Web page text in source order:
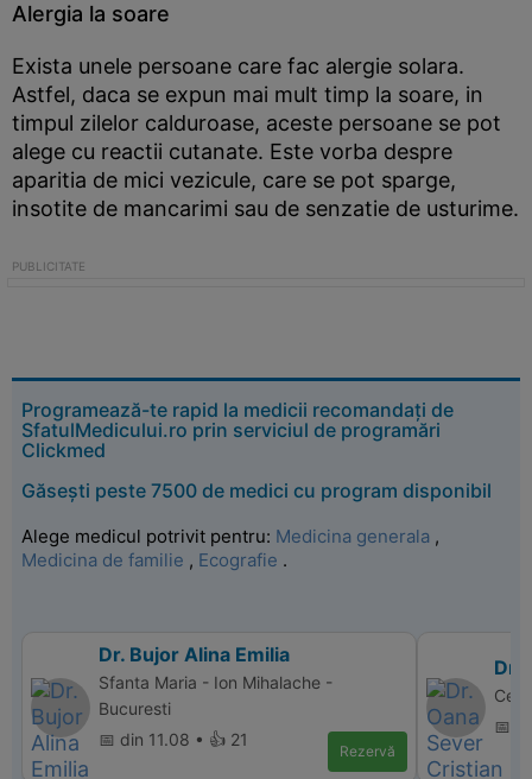
Alergia la soare
Exista unele persoane care fac alergie solara.
Astfel, daca se expun mai mult timp la soare, in
timpul zilelor calduroase, aceste persoane se pot
alege cu reactii cutanate. Este vorba despre
aparitia de mici vezicule, care se pot sparge,
insotite de mancarimi sau de senzatie de usturime.
Programează-te rapid la medicii recomandați de
SfatulMedicului.ro prin serviciul de programări
Clickmed
Găsești peste 7500 de medici cu program disponibil
Alege medicul potrivit pentru: Medicina generala ,
Medicina de familie , Ecografie .
Dr. Bujor Alina Emilia
Sfanta Maria - Ion Mihalache -
Bucuresti
📅 din 11.08 • 👍 21
Rezervă
Dr.
📅